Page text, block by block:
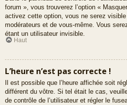
forum », vous trouverez l’option «
activez cette option, vous ne serez
modérateurs et de vous-même. Vous
étant un utilisateur invisible.
Haut
L’heure n’est pas correcte !
Il est possible que l’heure affichée soit
différent du vôtre. Si tel était le cas,
de contrôle de l’utilisateur et régler le